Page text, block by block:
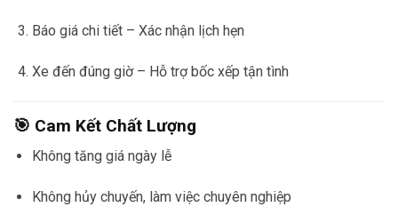
Báo giá chi tiết – Xác nhận lịch hẹn
Xe đến đúng giờ – Hỗ trợ bốc xếp tận tình
🎯 Cam Kết Chất Lượng
Không tăng giá ngày lễ
Không hủy chuyến, làm việc chuyên nghiệp